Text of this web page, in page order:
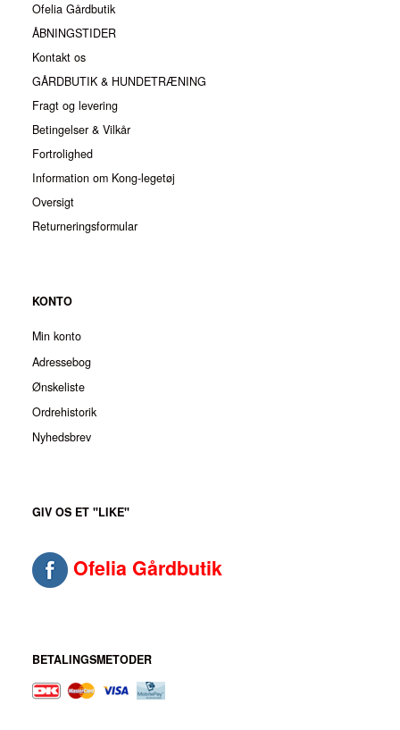
Ofelia Gårdbutik
ÅBNINGSTIDER
Kontakt os
GÅRDBUTIK & HUNDETRÆNING
Fragt og levering
Betingelser & Vilkår
Fortrolighed
Information om Kong-legetøj
Oversigt
Returneringsformular
KONTO
Min konto
Adressebog
Ønskeliste
Ordrehistorik
Nyhedsbrev
GIV OS ET "LIKE"
Ofelia Gårdbutik
BETALINGSMETODER